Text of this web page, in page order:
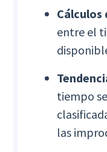
entre el
tiempo
las